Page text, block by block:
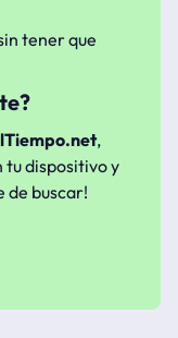
tener que
,
tu dispositivo y
de buscar!